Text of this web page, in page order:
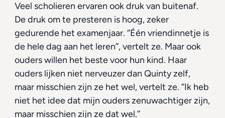
Veel scholieren ervaren ook druk van buitenaf.
De druk om te presteren is hoog, zeker
gedurende het examenjaar. ‘’Één vriendinnetje is
de hele dag aan het leren’’, vertelt ze. Maar ook
ouders willen het beste voor hun kind. Haar
ouders lijken niet nerveuzer dan Quinty zelf,
maar misschien zijn ze het wel, vertelt ze. ‘’Ik heb
niet het idee dat mijn ouders zenuwachtiger zijn,
maar misschien zijn ze dat wel.’’